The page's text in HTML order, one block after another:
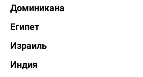
Доминикана
Египет
Израиль
Индия